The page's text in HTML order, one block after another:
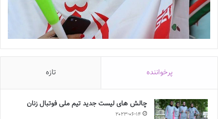
پرخواننده تازه
چالش هاى ليست جدید تيم ملى فوتبال زنان
2023-06-14